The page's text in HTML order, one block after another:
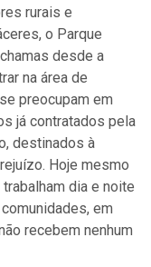
rurais e
o Parque
desde a
na área de
preocupam em
já contratados pela
destinados à
Hoje mesmo
dia e noite
em
recebem nenhum